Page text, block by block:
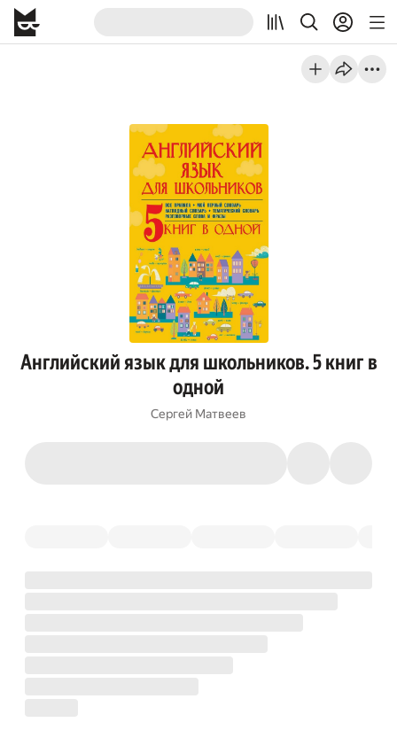
Английский язык для школьников. 5 книг в
одной
Сергей Матвеев